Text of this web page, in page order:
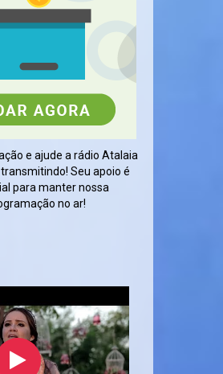
e ajude a rádio Atalaia
Seu apoio é
para manter nossa
no ar!